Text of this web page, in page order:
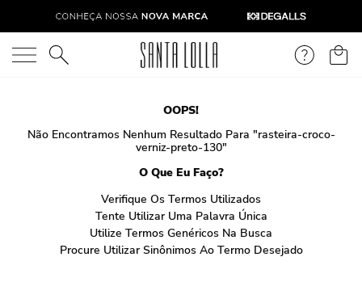
O que você está procurando?
OOPS!
Não Encontramos Nenhum Resultado Para "rasteira-croco-
verniz-preto-130"
O Que Eu Faço?
Verifique Os Termos Utilizados
Tente Utilizar Uma Palavra Única
Utilize Termos Genéricos Na Busca
Procure Utilizar Sinônimos Ao Termo Desejado